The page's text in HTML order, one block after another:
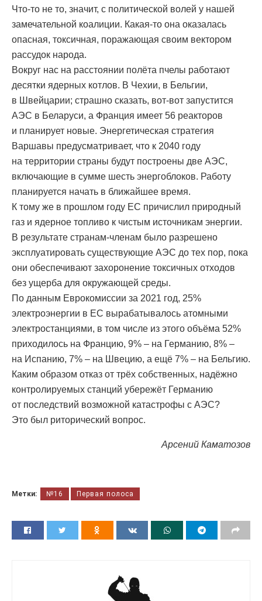
Что-то не то, значит, с политической волей у нашей
замечательной коалиции. Какая-то она оказалась
опасная, токсичная, поражающая своим вектором
рассудок народа.
Вокруг нас на расстоянии полёта пчелы работают
десятки ядерных котлов. В Чехии, в Бельгии,
в Швейцарии; страшно сказать, вот-вот запустится
АЭС в Беларуси, а Франция имеет 56 реакторов
и планирует новые. Энергетическая стратегия
Варшавы предусматривает, что к 2040 году
на территории страны будут построены две АЭС,
включающие в сумме шесть энергоблоков. Работу
планируется начать в ближайшее время.
К тому же в прошлом году ЕС причислил природный
газ и ядерное топливо к чистым источникам энергии.
В результате странам-членам было разрешено
эксплуатировать существующие АЭС до тех пор, пока
они обеспечивают захоронение токсичных отходов
без ущерба для окружающей среды.
По данным Еврокомиссии за 2021 год, 25%
электроэнергии в ЕС вырабатывалось атомными
электростанциями, в том числе из этого объёма 52%
приходилось на Францию, 9% – на Германию, 8% –
на Испанию, 7% – на Швецию, а ещё 7% – на Бельгию.
Каким образом отказ от трёх собственных, надёжно
контролируемых станций убережёт Германию
от последствий возможной катастрофы с АЭС?
Это был риторический вопрос.
Арсений Каматозов
Метки: №16 Первая полоса